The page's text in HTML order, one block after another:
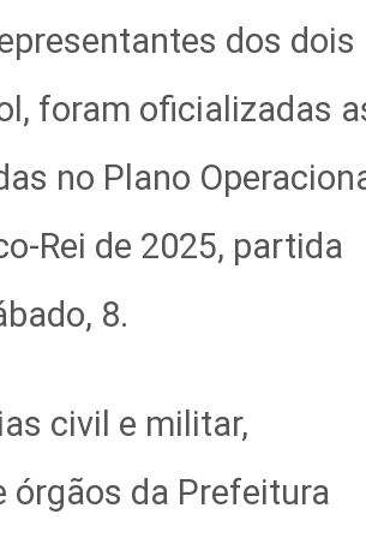
dos dois
foram oficializadas
no Plano
Rei de 2025, partida
8.
civil e militar,
órgãos da Prefeitura